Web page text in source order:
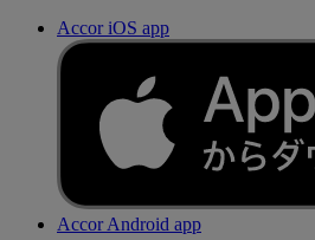
Accor iOS app
Accor Android app